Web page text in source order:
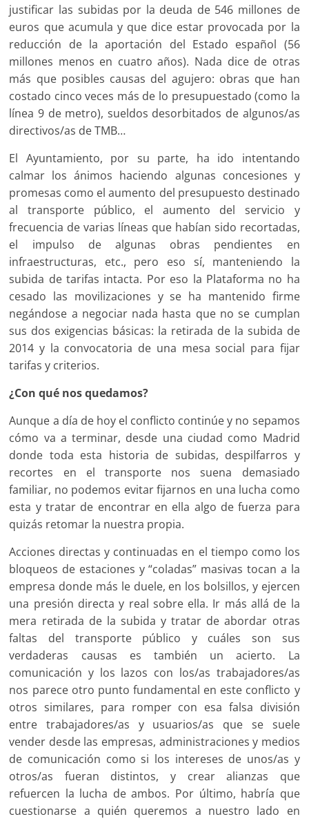
justificar las subidas por la deuda de 546 millones de
euros que acumula y que dice estar provocada por la
reducción de la aportación del Estado español (56
millones menos en cuatro años). Nada dice de otras
más que posibles causas del agujero: obras que han
costado cinco veces más de lo presupuestado (como la
línea 9 de metro), sueldos desorbitados de algunos/as
directivos/as de TMB…
El Ayuntamiento, por su parte, ha ido intentando
calmar los ánimos haciendo algunas concesiones y
promesas como el aumento del presupuesto destinado
al transporte público, el aumento del servicio y
frecuencia de varias líneas que habían sido recortadas,
el impulso de algunas obras pendientes en
infraestructuras, etc., pero eso sí, manteniendo la
subida de tarifas intacta. Por eso la Plataforma no ha
cesado las movilizaciones y se ha mantenido firme
negándose a negociar nada hasta que no se cumplan
sus dos exigencias básicas: la retirada de la subida de
2014 y la convocatoria de una mesa social para fijar
tarifas y criterios.
¿Con qué nos quedamos?
Aunque a día de hoy el conflicto continúe y no sepamos
cómo va a terminar, desde una ciudad como Madrid
donde toda esta historia de subidas, despilfarros y
recortes en el transporte nos suena demasiado
familiar, no podemos evitar fijarnos en una lucha como
esta y tratar de encontrar en ella algo de fuerza para
quizás retomar la nuestra propia.
Acciones directas y continuadas en el tiempo como los
bloqueos de estaciones y “coladas” masivas tocan a la
empresa donde más le duele, en los bolsillos, y ejercen
una presión directa y real sobre ella. Ir más allá de la
mera retirada de la subida y tratar de abordar otras
faltas del transporte público y cuáles son sus
verdaderas causas es también un acierto. La
comunicación y los lazos con los/as trabajadores/as
nos parece otro punto fundamental en este conflicto y
otros similares, para romper con esa falsa división
entre trabajadores/as y usuarios/as que se suele
vender desde las empresas, administraciones y medios
de comunicación como si los intereses de unos/as y
otros/as fueran distintos, y crear alianzas que
refuercen la lucha de ambos. Por último, habría que
cuestionarse a quién queremos a nuestro lado en